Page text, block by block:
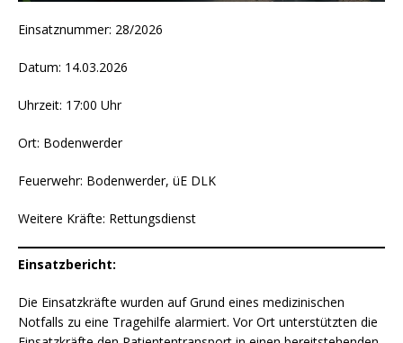
Einsatznummer: 28/2026
Datum: 14.03.2026
Uhrzeit: 17:00 Uhr
Ort: Bodenwerder
Feuerwehr: Bodenwerder, üE DLK
Weitere Kräfte: Rettungsdienst
Einsatzbericht:
Die Einsatzkräfte wurden auf Grund eines medizinischen
Notfalls zu eine Tragehilfe alarmiert. Vor Ort unterstützten die